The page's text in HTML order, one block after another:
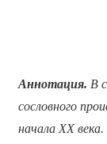
Аннотация. В
сословного
начала ХХ века.